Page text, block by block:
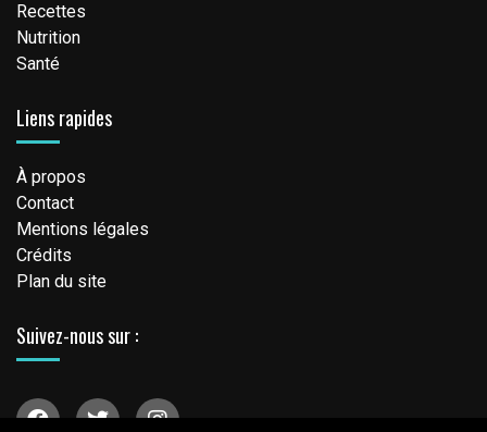
Recettes
Nutrition
Santé
Liens rapides
À propos
Contact
Mentions légales
Crédits
Plan du site
Suivez-nous sur :